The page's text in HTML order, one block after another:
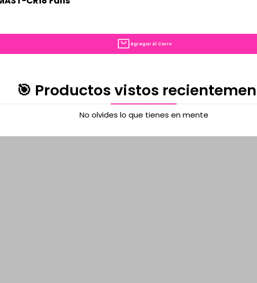
Agregar Al Carro
🎯 Productos vistos
No olvides lo que tienes en mente